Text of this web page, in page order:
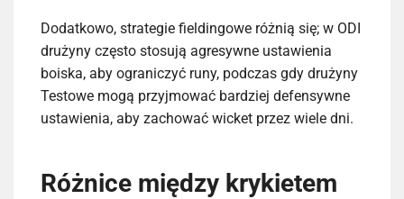
Dodatkowo, strategie fieldingowe różnią się; w ODI
drużyny często stosują agresywne ustawienia
boiska, aby ograniczyć runy, podczas gdy drużyny
Testowe mogą przyjmować bardziej defensywne
ustawienia, aby zachować wicket przez wiele dni.
Różnice między krykietem